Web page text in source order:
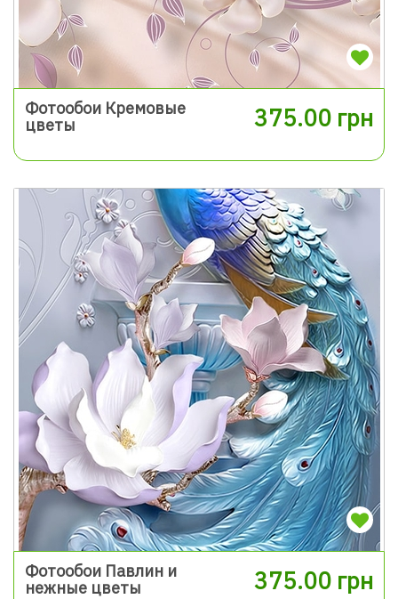
Фотообои Кремовые
цветы
375.00 грн
Фотообои Павлин и
нежные цветы
375.00 грн